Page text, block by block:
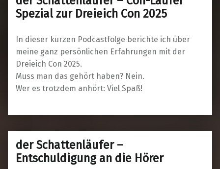
Spezial zur Dreieich Con 2025
In dieser kurzen Podcastfolge berichte ich über
meine ganz persönlichen Erfahrungen mit der
Dreieich Con 2025.
Muss man das gehört haben? Nein.
Wer es trotzdem anhört: Viel Spaß!
der Schattenläufer –
Entschuldigung an die Hörer